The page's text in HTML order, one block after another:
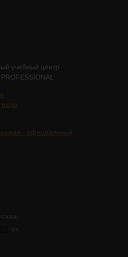
учебный центр
- официальный
от